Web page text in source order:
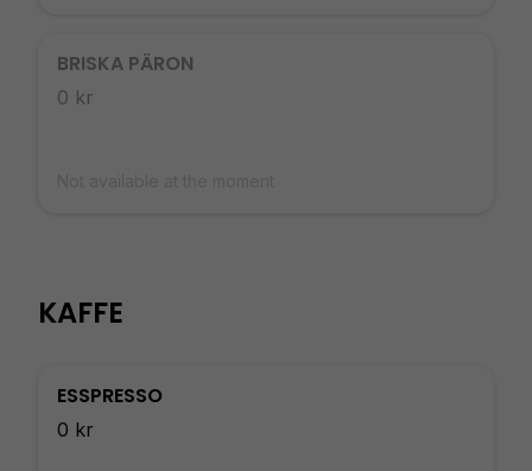
BRISKA PÄRON
0 kr
KAFFE
ESSPRESSO
0 kr